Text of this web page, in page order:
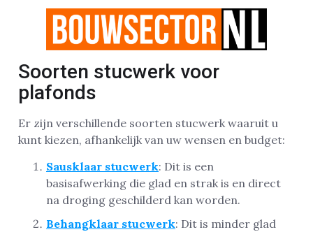
Soorten stucwerk voor
plafonds
Er zijn verschillende soorten stucwerk waaruit u
kunt kiezen, afhankelijk van uw wensen en budget:
Sausklaar stucwerk: Dit is een
basisafwerking die glad en strak is en direct
na droging geschilderd kan worden.
Behangklaar stucwerk: Dit is minder glad